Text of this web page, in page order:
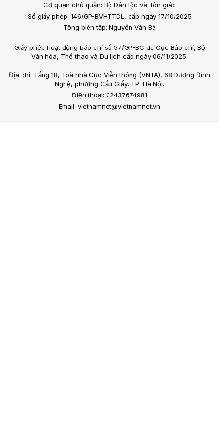
Cơ quan chủ quản: Bộ Dân tộc và Tôn giáo
Số giấy phép: 146/GP-BVHTTDL, cấp ngày 17/10/2025
Tổng biên tập: Nguyễn Văn Bá
Giấy phép hoạt động báo chí số 57/GP-BC do Cục Báo chí, Bộ
Văn hóa, Thể thao và Du lịch cấp ngày 06/11/2025.
Địa chỉ: Tầng 18, Toà nhà Cục Viễn thông (VNTA), 68 Dương Đình
Nghệ, phường Cầu Giấy, TP. Hà Nội.
Điện thoại: 02437674981
Email: vietnamnet@vietnamnet.vn